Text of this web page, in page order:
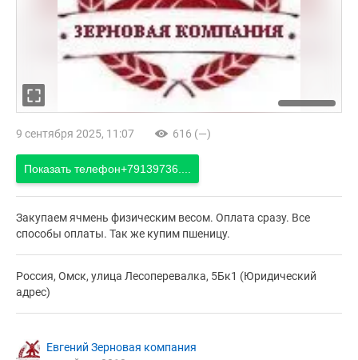
9 сентября 2025, 11:07 616 (—)
Показать телефон+79139736....
Закупаем ячмень физическим весом. Оплата сразу. Все
способы оплаты. Так же купим пшеницу.
Россия, Омск, улица Лесоперевалка, 5Бк1 (Юридический
адрес)
Евгений Зерновая компания